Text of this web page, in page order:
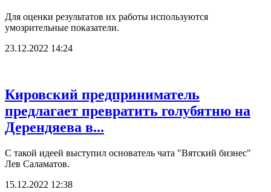
Для оценки результатов их работы используются
умозрительные показатели.
23.12.2022 14:24
Кировский предприниматель
предлагает превратить голубятню на
Дерендяева в...
С такой идеей выступил основатель чата "Вятский бизнес"
Лев Саламатов.
15.12.2022 12:38